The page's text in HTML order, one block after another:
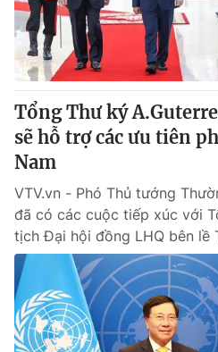
Tổng Thư ký
sẽ hỗ trợ các ưu tiên
Nam
VTV.vn - Phó Thủ tướng
đã có các cuộc tiếp xúc với
tịch Đại hội đồng LHQ bên lề